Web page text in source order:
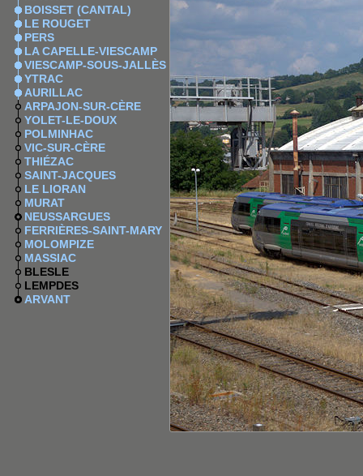
BOISSET (CANTAL)
LE ROUGET
PERS
LA CAPELLE-VIESCAMP
VIESCAMP-SOUS-JALLÈS
YTRAC
AURILLAC
ARPAJON-SUR-CÈRE
YOLET-LE-DOUX
POLMINHAC
VIC-SUR-CÈRE
THIÉZAC
SAINT-JACQUES
LE LIORAN
MURAT
NEUSSARGUES
FERRIÈRES-SAINT-MARY
MOLOMPIZE
MASSIAC
BLESLE
LEMPDES
ARVANT